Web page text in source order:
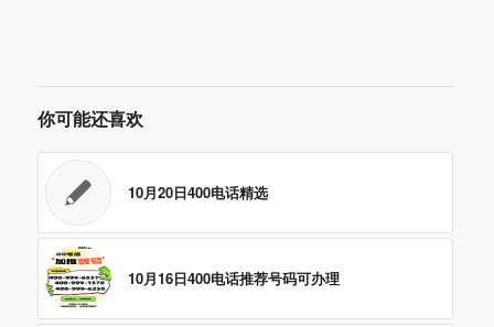
你可能还喜欢
10月20日400电话精选
10月16日400电话推荐号码可办理